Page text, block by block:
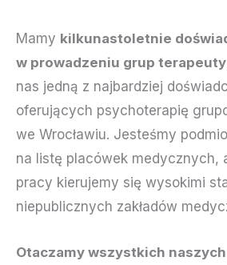
Mamy kilkunastoletnie
w prowadzeniu grup
nas jedną z najbardziej
oferujących psychoterapię
we Wrocławiu. Jesteśmy
na listę placówek medycznych,
pracy kierujemy się wysokimi
niepublicznych zakładów
Otaczamy wszystkich